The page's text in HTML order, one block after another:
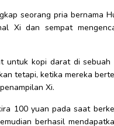
seorang pria bernama
Xi dan sempat
kopi darat di sebuah
tetapi, ketika mereka
Xi.
100 yuan pada saat
berhasil